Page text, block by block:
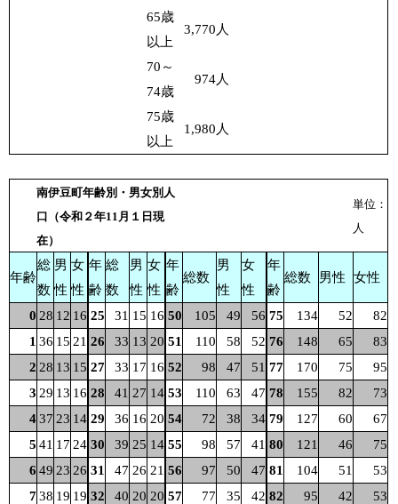
65歳
以上
3,770 人
70～
74歳
974人
75歳
以上
1,980 人
南伊豆町年齢別・男女別人
口（令和２年11月１日現
在）
単位：
人
年齢
総
数
男
性
女
性
年
齢
総
数
男
性
女
性
年
齢
総数
男
性
女
性
年
齢
総数 男性 女性
0 28 12 16 25 31 15 16 50 105 49 56 75 134 52
82
1 36 15 21 26 33 13 20 51 110 58 52 76 148 65
83
2 28 13 15 27 33 17 16 52 98 47 51 77 170 75
95
3 29 13 16 28 41 27 14 53 110 63 47 78 155 82
73
437 23 14 29 36 16 20 54 72 38 34 79 127 60
67
5 41 17 24 30 39 25 14 55 98 57 41 80 121 46
75
6 49 23 26 31 47 26 21 56 97 50 47 81 104 51
53
738 19 19 32 40 20 20 57 77 35 42 82 95 42
53